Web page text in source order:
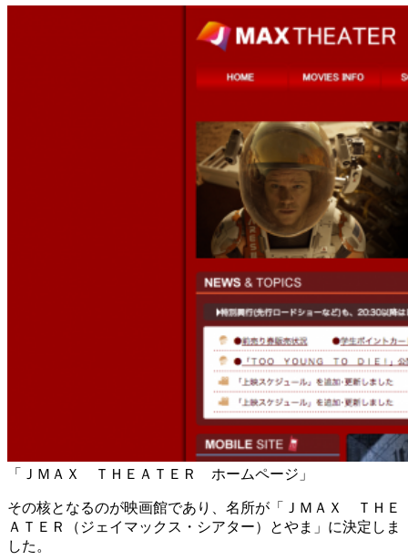
「ＪＭＡＸ ＴＨＥＡＴＥＲ ホームページ」
その核となるのが映画館であり、名所が「ＪＭＡＸ ＴＨＥ
ＡＴＥＲ（ジェイマックス・シアター）とやま」に決定しま
した。